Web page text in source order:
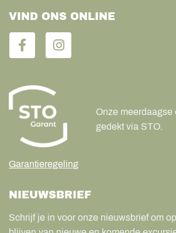
VIND ONS ONLINE
Garantieregeling
Onze meerdaagse
gedekt via STO.
NIEUWSBRIEF
Schrijf je in voor onze nieuwsbrief om